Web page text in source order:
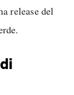
release del